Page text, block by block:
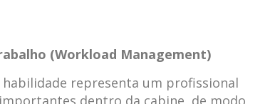
(Workload Management)
representa um profissional
dentro da cabine, de modo